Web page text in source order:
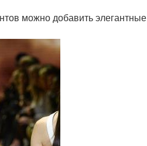
можно добавить элегантные